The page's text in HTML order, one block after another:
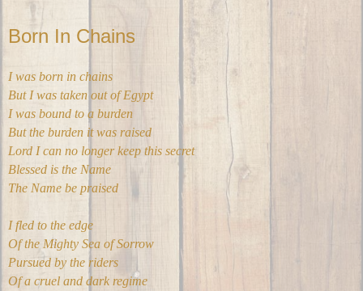
Born In Chains
I was born in chains
But I was taken out of Egypt
I was bound to a burden
But the burden it was raised
Lord I can no longer keep this secret
Blessed is the Name
The Name be praised
I fled to the edge
Of the Mighty Sea of Sorrow
Pursued by the riders
Of a cruel and dark regime